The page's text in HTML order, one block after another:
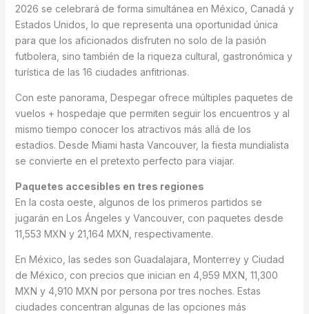
2026 se celebrará de forma simultánea en México, Canadá y
Estados Unidos, lo que representa una oportunidad única
para que los aficionados disfruten no solo de la pasión
futbolera, sino también de la riqueza cultural, gastronómica y
turística de las 16 ciudades anfitrionas.
Con este panorama, Despegar ofrece múltiples paquetes de
vuelos + hospedaje que permiten seguir los encuentros y al
mismo tiempo conocer los atractivos más allá de los
estadios. Desde Miami hasta Vancouver, la fiesta mundialista
se convierte en el pretexto perfecto para viajar.
Paquetes accesibles en tres regiones
En la costa oeste, algunos de los primeros partidos se
jugarán en Los Ángeles y Vancouver, con paquetes desde
11,553 MXN y 21,164 MXN, respectivamente.
En México, las sedes son Guadalajara, Monterrey y Ciudad
de México, con precios que inician en 4,959 MXN, 11,300
MXN y 4,910 MXN por persona por tres noches. Estas
ciudades concentran algunas de las opciones más